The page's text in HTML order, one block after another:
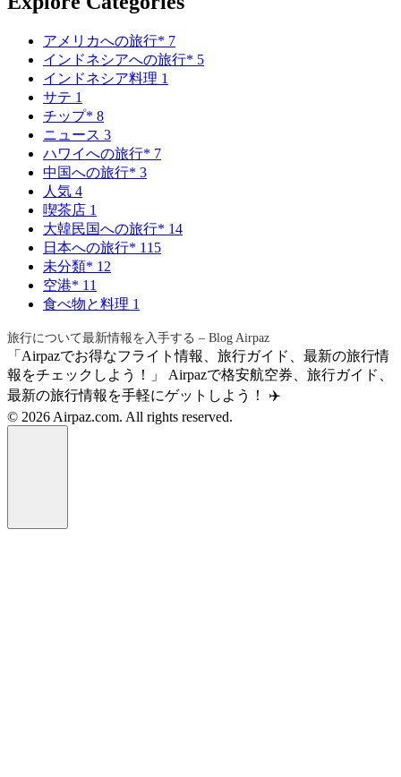
アメリカへの旅行* 7
インドネシアへの旅行* 5
インドネシア料理 1
サテ 1
チップ* 8
ニュース 3
ハワイへの旅行* 7
中国への旅行* 3
人気 4
喫茶店 1
大韓民国への旅行* 14
日本への旅行* 115
未分類* 12
空港* 11
食べ物と料理 1
旅行について最新情報を入手する – Blog Airpaz
「Airpazでお得なフライト情報、旅行ガイド、最新の旅行情
報をチェックしよう！」 Airpazで格安航空券、旅行ガイド、
最新の旅行情報を手軽にゲットしよう！ ✈️
© 2026 Airpaz.com. All rights reserved.